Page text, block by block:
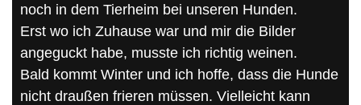
noch in dem Tierheim bei unseren Hunden.
Erst wo ich Zuhause war und mir die Bilder
angeguckt habe, musste ich richtig weinen.
Bald kommt Winter und ich hoffe, dass die Hunde
nicht draußen frieren müssen. Vielleicht kann